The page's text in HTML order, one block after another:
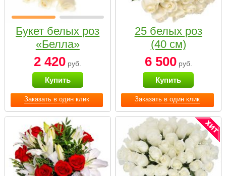
Заказать в один клик
Букет белых роз
«Белла»
2 420 руб.
Купить
Заказать в один клик
25 белых роз
(40 см)
6 500руб.
Купить